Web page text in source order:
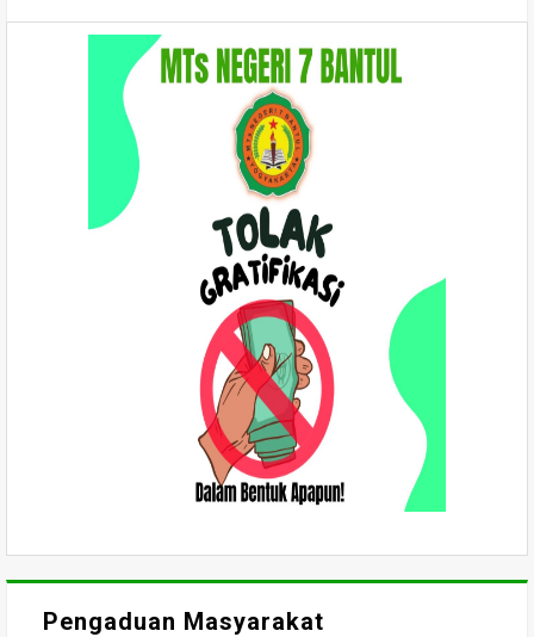
Pengaduan Masyarakat